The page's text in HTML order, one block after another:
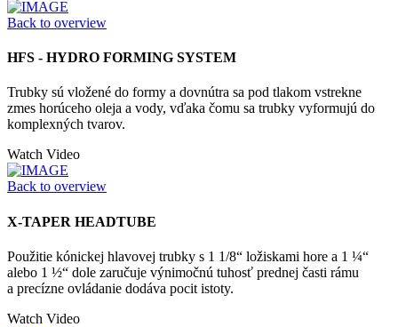
Back to overview
HFS - HYDRO FORMING SYSTEM
Trubky sú vložené do formy a dovnútra sa pod tlakom vstrekne
zmes horúceho oleja a vody, vďaka čomu sa trubky vyformujú do
komplexných tvarov.
Watch Video
Back to overview
X-TAPER HEADTUBE
Použitie kónickej hlavovej trubky s 1 1/8“ ložiskami hore a 1 ¼“
alebo 1 ½“ dole zaručuje výnimočnú tuhosť prednej časti rámu
a precízne ovládanie dodáva pocit istoty.
Watch Video